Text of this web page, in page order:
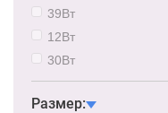
39Вт
12Вт
30Вт
Размер: